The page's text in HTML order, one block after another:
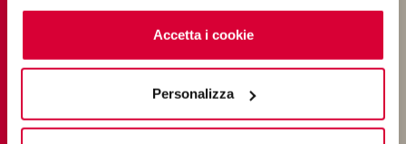
cookieclicchi qui. Il consenso può essere espresso
cliccando sul tasto “Accetta i cookie”. Se non vuole i
cookie di profilazione può negare il consenso sul tasto
Accetta i cookie
Personalizza
Beige tiles
White tiles